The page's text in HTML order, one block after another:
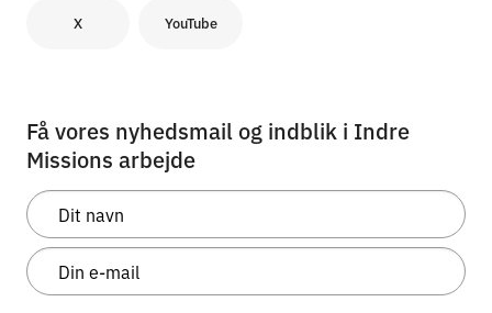
X YouTube
Få vores nyhedsmail og indblik i Indre
Missions arbejde